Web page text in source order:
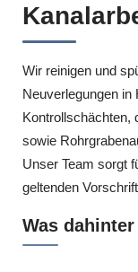
Wir reinigen und
Neuverlegungen in
Kontrollschächten,
sowie
Unser Team sorgt
geltenden
Was